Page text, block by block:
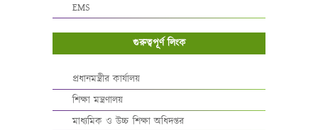
EMS
গুরুত্বপূর্ণ লিংক
প্রধানমন্ত্রীর কার্যালয়
শিক্ষা মন্ত্রণালয়
মাধ্যমিক ও উচ্চ শিক্ষা অধিদপ্তর